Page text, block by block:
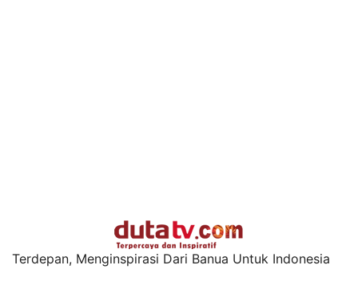
Terdepan, Menginspirasi Dari Banua Untuk Indonesia